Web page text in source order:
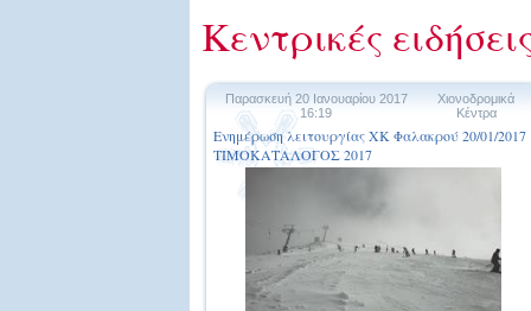
Κεντρικές
Παρασκευή 20 Ιανουαρίου 2017
16:19
Χιονοδρομικά
Κέντρα
Ενημέρωση λειτουργίας ΧΚ Φαλακρού 20/01/2017
ΤΙΜΟΚΑΤΑΛΟΓΟΣ 2017